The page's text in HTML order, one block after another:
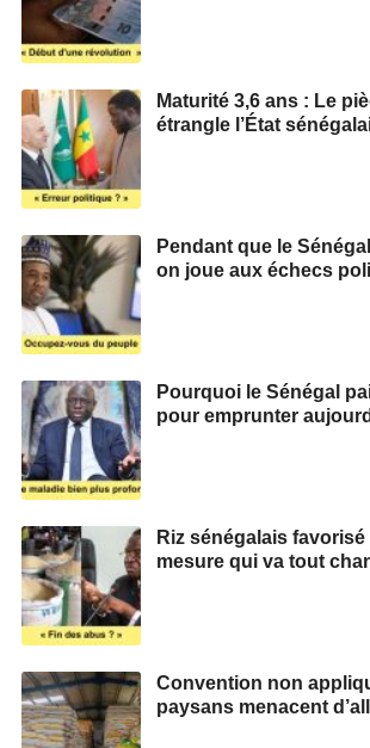
Maturité 3,6 ans : Le
étrangle l’État
Pendant que le
on joue aux échecs
Pourquoi le Sénégal
pour emprunter
Riz sénégalais favorisé
mesure qui va tout
Convention non
paysans menacent